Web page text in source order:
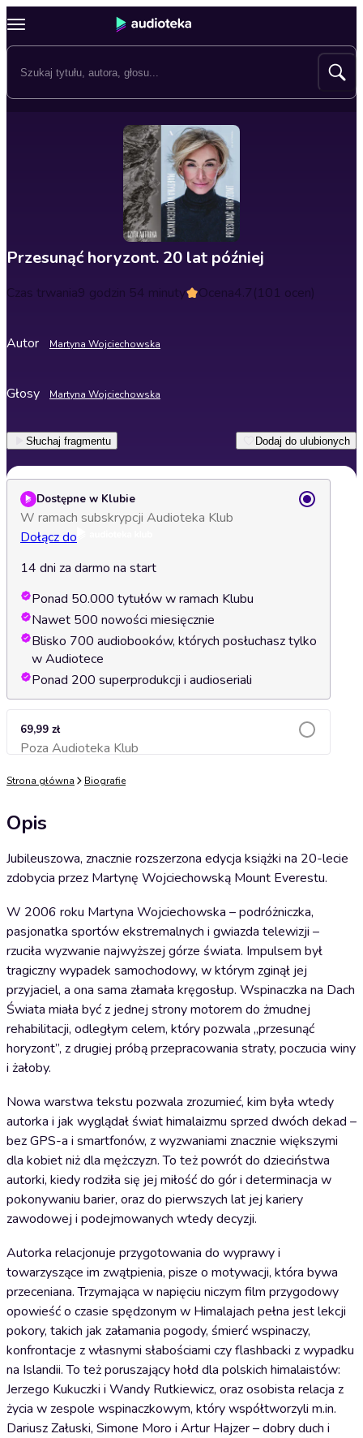
Przesunąć horyzont. 20 lat później
Czas trwania9 godzin 54 minuty Ocena4.7(101 ocen)
Autor Martyna Wojciechowska
Głosy Martyna Wojciechowska
Słuchaj fragmentu Dodaj do ulubionych
Dostępne w Klubie
W ramach subskrypcji Audioteka Klub
Dołącz do
14 dni za darmo na start
Ponad 50.000 tytułów w ramach Klubu
Nawet 500 nowości miesięcznie
Blisko 700 audiobooków, których posłuchasz tylko
w Audiotece
Ponad 200 superprodukcji i audioseriali
69,99 zł
Poza Audioteka KlubDodaj do koszyka
Strona główna Biografie
Opis
Jubileuszowa, znacznie rozszerzona edycja książki na 20-lecie
zdobycia przez Martynę Wojciechowską Mount Everestu.
W 2006 roku Martyna Wojciechowska – podróżniczka,
pasjonatka sportów ekstremalnych i gwiazda telewizji –
rzuciła wyzwanie najwyższej górze świata. Impulsem był
tragiczny wypadek samochodowy, w którym zginął jej
przyjaciel, a ona sama złamała kręgosłup. Wspinaczka na Dach
Świata miała być z jednej strony motorem do żmudnej
rehabilitacji, odległym celem, który pozwala „przesunąć
horyzont”, z drugiej próbą przepracowania straty, poczucia winy
i żałoby.
Nowa warstwa tekstu pozwala zrozumieć, kim była wtedy
autorka i jak wyglądał świat himalaizmu sprzed dwóch dekad –
bez GPS-a i smartfonów, z wyzwaniami znacznie większymi
dla kobiet niż dla mężczyzn. To też powrót do dzieciństwa
autorki, kiedy rodziła się jej miłość do gór i determinacja w
pokonywaniu barier, oraz do pierwszych lat jej kariery
zawodowej i podejmowanych wtedy decyzji.
Autorka relacjonuje przygotowania do wyprawy i
towarzyszące im zwątpienia, pisze o motywacji, która bywa
przeceniana. Trzymająca w napięciu niczym film przygodowy
opowieść o czasie spędzonym w Himalajach pełna jest lekcji
pokory, takich jak załamania pogody, śmierć wspinaczy,
konfrontacje z własnymi słabościami czy flashbacki z wypadku
na Islandii. To też poruszający hołd dla polskich himalaistów:
Jerzego Kukuczki i Wandy Rutkiewicz, oraz osobista relacja z
życia w zespole wspinaczkowym, który współtworzyli m.in.
Dariusz Załuski, Simone Moro i Artur Hajzer – dobry duch i